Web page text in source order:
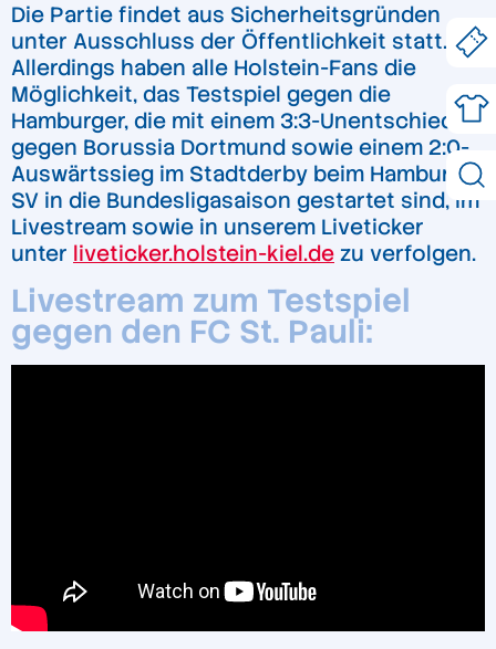
Die Partie findet aus Sicherheitsgründen
unter Ausschluss der Öffentlichkeit statt.
Allerdings haben alle Holstein-Fans die
Möglichkeit, das Testspiel gegen die
Hamburger, die mit einem 3:3-Unentschieden
gegen Borussia Dortmund sowie einem 2:0-
Auswärtssieg im Stadtderby beim Hamburger
SV in die Bundesligasaison gestartet sind, im
Livestream sowie in unserem Liveticker
unter liveticker.holstein-kiel.de zu verfolgen.
Livestream zum Testspiel
gegen den FC St. Pauli: